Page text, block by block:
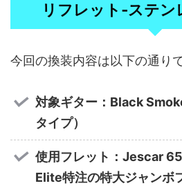
リフレット‐ステン
今回の換装内容は以下の通りで
対象ギター：Black
タイプ）
使用フレット：Jescar
Elite特注の特大ジャンボ